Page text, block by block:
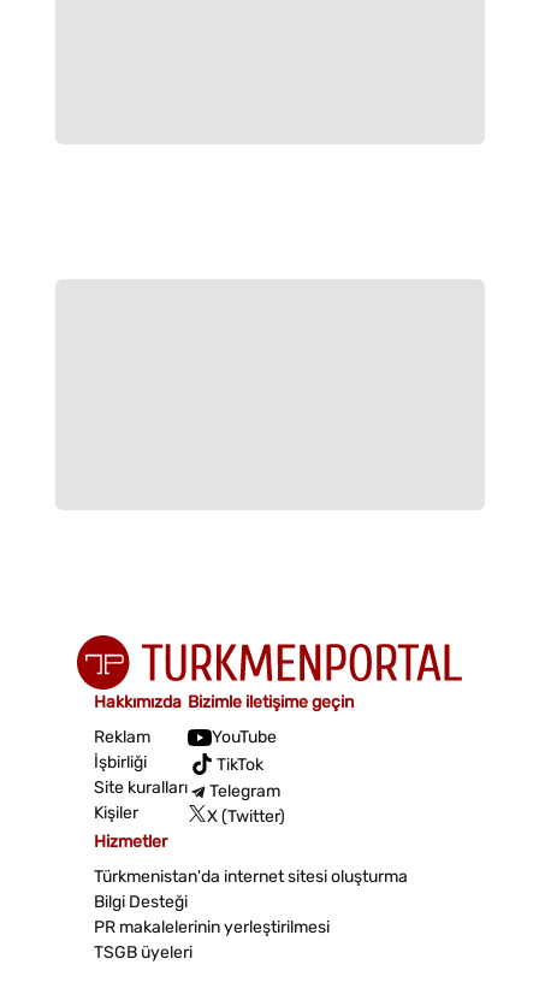
Hakkımızda
Reklam
İşbirliği
Site kuralları
Kişiler
Bizimle iletişime geçin
YouTube
TikTok
Telegram
X (Twitter)
Hizmetler
Türkmenistan'da internet sitesi oluşturma
Bilgi Desteği
PR makalelerinin yerleştirilmesi
TSGB üyeleri